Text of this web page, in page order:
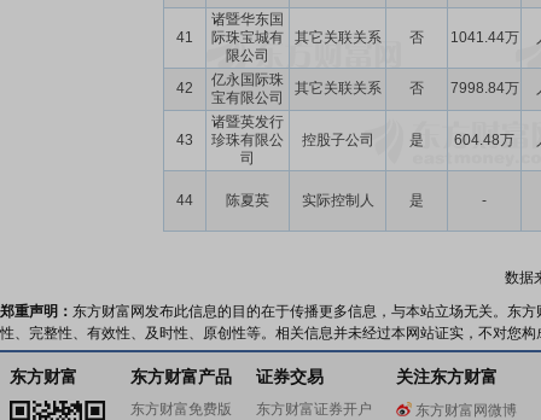
41
诸暨华东国
际珠宝城有
限公司
其它关联关系 否 1041.44万
42
亿永国际珠
宝有限公司
其它关联关系 否 7998.84万
43
诸暨英发行
珍珠有限公
司
控股子公司 是 604.48万
44 陈夏英 实际控制人 是 -
数据
郑重声明： 东方财富网发布此信息的目的在于传播更多信息，与本站立场无关。东
性、完整性、有效性、及时性、原创性等。相关信息并未经过本网站证实，不对您
东方财富 东方财富产品
东方财富免费版
证券交易
东方财富证券开户
关注东方财富
东方财富网微博